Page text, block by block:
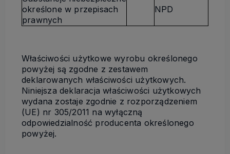
określone w przepisach
prawnych
NPD
Właściwości użytkowe wyrobu określonego
powyżej są zgodne z zestawem
deklarowanych właściwości użytkowych.
Niniejsza deklaracja właściwości użytkowych
wydana zostaje zgodnie z rozporządzeniem
(UE) nr 305/2011 na wyłączną
odpowiedzialność producenta określonego
powyżej.